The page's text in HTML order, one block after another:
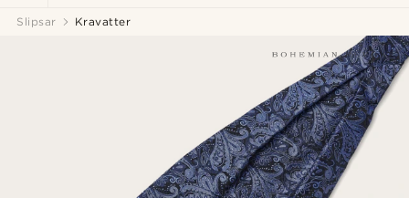
Slipsar Kravatter